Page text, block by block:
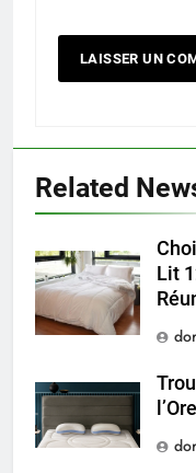
Related
Lit